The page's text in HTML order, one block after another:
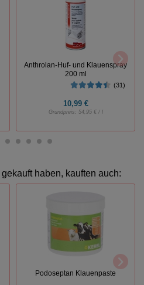
Anthrolan-Huf- und Klauenspray
200 ml
(31)
10,99 €
Grundpreis: 54,95 € / l
haben, kauften auch:
Podoseptan Klauenpaste